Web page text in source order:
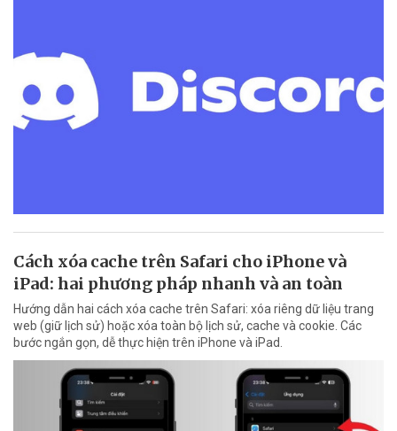
Cách xóa cache trên Safari cho iPhone và
iPad: hai phương pháp nhanh và an toàn
Hướng dẫn hai cách xóa cache trên Safari: xóa riêng dữ liệu trang
web (giữ lịch sử) hoặc xóa toàn bộ lịch sử, cache và cookie. Các
bước ngắn gọn, dễ thực hiện trên iPhone và iPad.